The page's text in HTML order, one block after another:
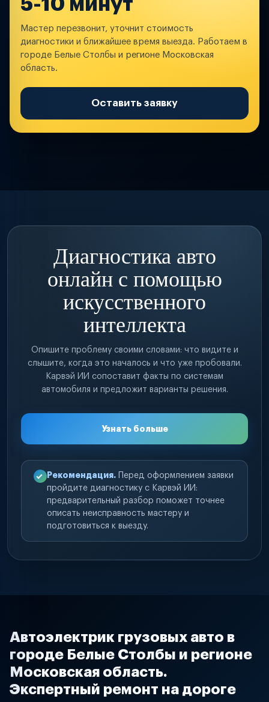
5-10 минут
Мастер перезвонит, уточнит стоимость
диагностики и ближайшее время выезда. Работаем в
городе Белые Столбы и регионе Московская
область.
Оставить заявку
Диагностика авто
онлайн с помощью
искусственного
интеллекта
Опишите проблему своими словами: что видите и
слышите, когда это началось и что уже пробовали.
Карвэй ИИ сопоставит факты по системам
автомобиля и предложит варианты решения.
Узнать больше
Рекомендация. Перед оформлением заявки
пройдите диагностику с Карвэй ИИ:
предварительный разбор поможет точнее
описать неисправность мастеру и
подготовиться к выезду.
Автоэлектрик грузовых авто в
городе Белые Столбы и регионе
Московская область.
Экспертный ремонт на дороге